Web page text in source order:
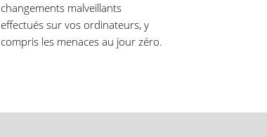
changements malveillants
effectués sur vos ordinateurs, y
compris les menaces au jour zéro.